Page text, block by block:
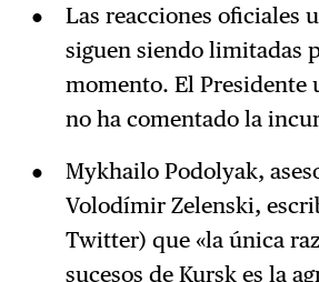
Las reacciones oficiales
siguen siendo limitadas
momento. El Presidente
no ha comentado la
Mykhailo Podolyak,
Volodímir Zelenski,
Twitter) que «la única
sucesos de Kursk es la